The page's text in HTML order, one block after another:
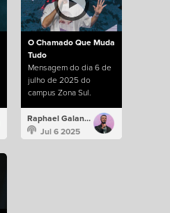
O Chamado Que Muda
Tudo
Mensagem do dia 6 de
julho de 2025 do
campus Zona Sul.
Raphael Galante
Jul 6 2025